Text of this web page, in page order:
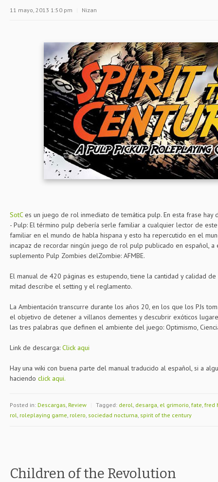
11 mayo, 2013 1:50 pm Nizan
SotCes un juego de rol inmediato de temática pulp. En esta frase hay
- Pulp: El término pulp debería serle familiar a cualquier lector de
familiar en el mundo de habla hispana y esto ha repercutido en el
incapaz de recordar ningún juego de rol pulp publicado en español,
suplemento Pulp Zombies delZombie: AFMBE.
El manual de 420 páginas es estupendo, tiene la cantidad y calidad
mitad describe el setting y el reglamento.
La Ambientación transcurre durante los años 20, en los que los PJs
el objetivo de detener a villanos dementes y descubrir exóticos
las tres palabras que definen el ambiente del juego: Optimismo,
Link de descarga: Click aqui
Hay una wiki con buena parte del manual traducido al español, si a
haciendo click aqui.
Posted in: Descargas, Review Tagged: derol, desarga, el grimorio, fate, fred
rol, roleplaying game, rolero, sociedad nocturna, spirit of the century
Children of the Revolution